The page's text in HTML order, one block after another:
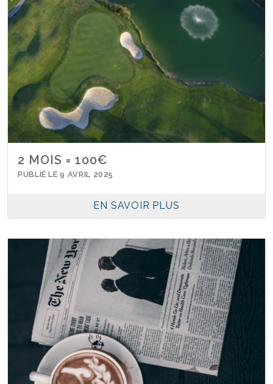
2 MOIS = 100€
PUBLIÉ LE 9 AVRIL 2025
EN SAVOIR PLUS